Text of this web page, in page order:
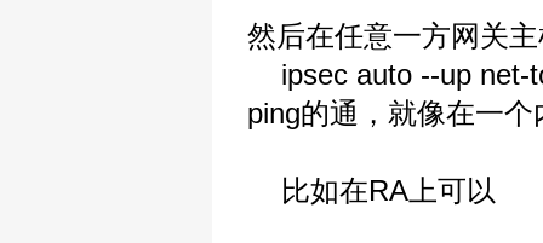
然后在任意一方网关
ipsec auto --up net-
ping的通，就像在一
比如在RA上可以